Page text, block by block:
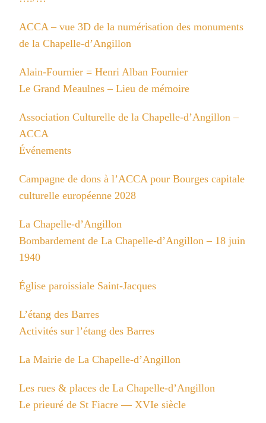
ACCA – vue 3D de la numérisation des monuments
de la Chapelle-d’Angillon
Alain-Fournier = Henri Alban Fournier
Le Grand Meaulnes – Lieu de mémoire
Association Culturelle de la Chapelle-d’Angillon –
ACCA
Événements
Campagne de dons à l’ACCA pour Bourges capitale
culturelle européenne 2028
La Chapelle-d’Angillon
Bombardement de La Chapelle-d’Angillon – 18 juin
1940
Église paroissiale Saint-Jacques
L’étang des Barres
Activités sur l’étang des Barres
La Mairie de La Chapelle-d’Angillon
Les rues & places de La Chapelle-d’Angillon
Le prieuré de St Fiacre — XVIe siècle